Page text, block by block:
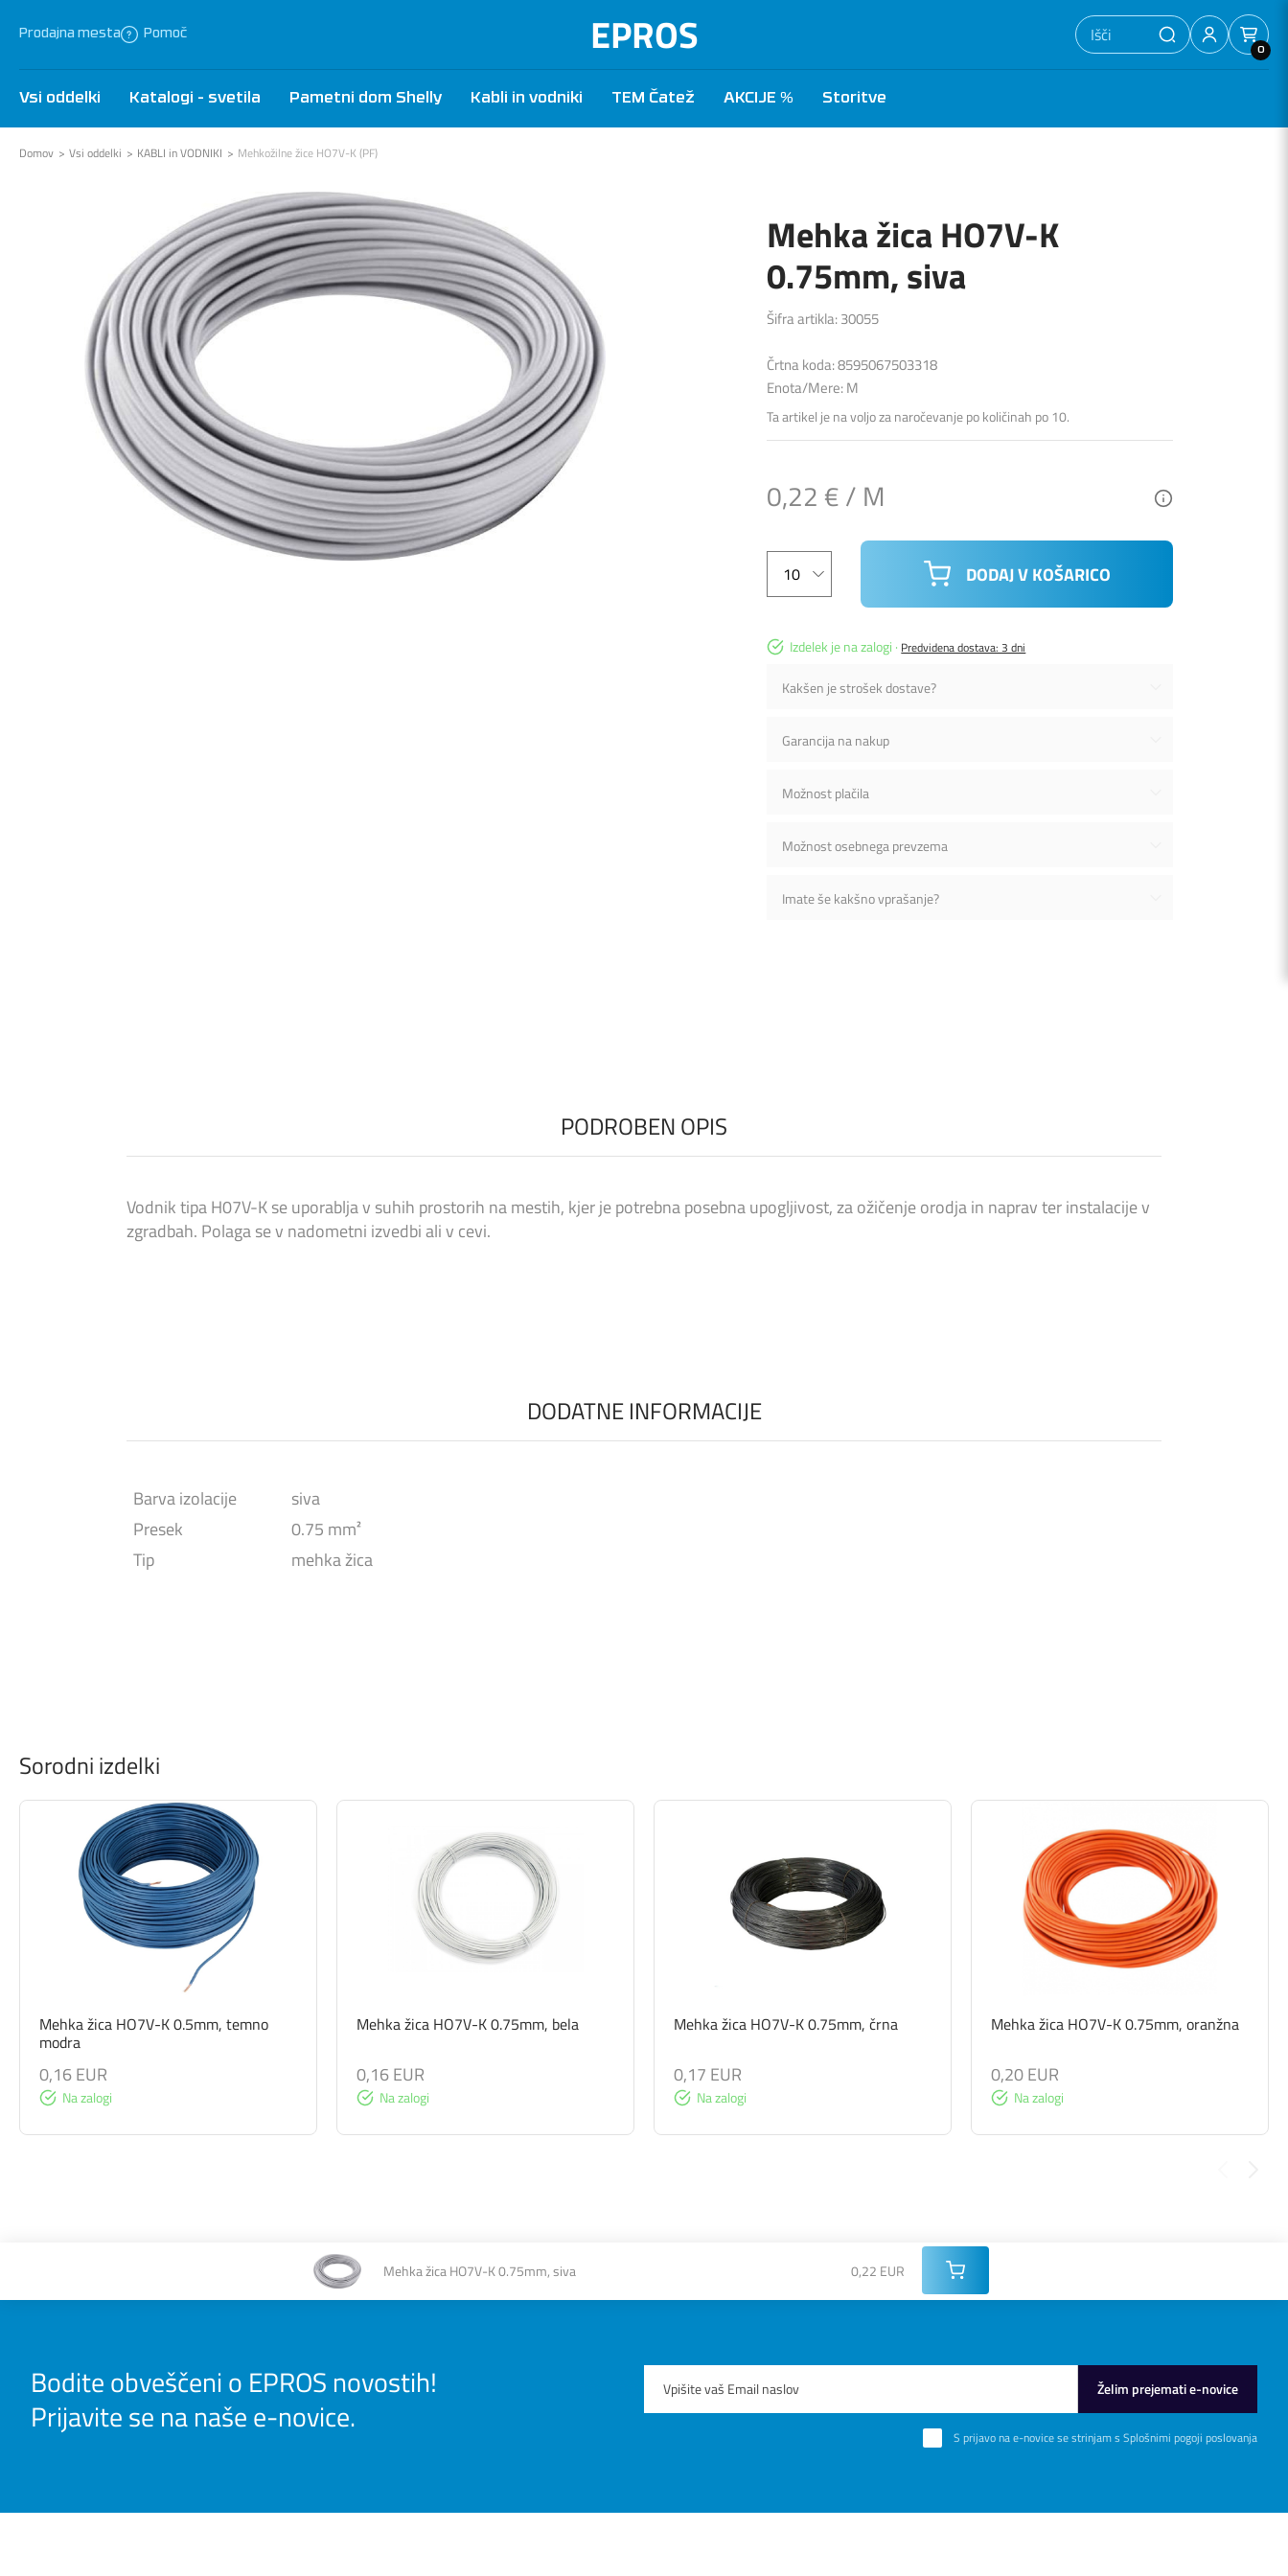
Prodajna mesta Pomoč EPROS 0
Vsi oddelki Katalogi - svetila Pametni dom Shelly Kabli in vodniki TEM Čatež AKCIJE % Storitve
Domov Vsi oddelki KABLI in VODNIKI Mehkožilne žice HO7V-K (PF)
Mehka žica HO7V-K
0.75mm, siva
Šifra artikla: 30055
Črtna koda: 8595067503318
Enota/Mere: M
Ta artikel je na voljo za naročevanje po količinah po 10.
0,22 € / M
DODAJ V KOŠARICO
Izdelek je na zalogi · Predvidena dostava: 3 dni
Kakšen je strošek dostave?
Garancija na nakup
Možnost plačila
Možnost osebnega prevzema
Imate še kakšno vprašanje?
PODROBEN OPIS
Vodnik tipa H07V-K se uporablja v suhih prostorih na mestih, kjer je potrebna posebna upogljivost, za ožičenje orodja in naprav ter instalacije v
zgradbah. Polaga se v nadometni izvedbi ali v cevi.
DODATNE INFORMACIJE
Barva izolacije
siva
Presek
0.75 mm²
Tip
mehka žica
Sorodni izdelki
Mehka žica HO7V-K 0.5mm, temno
modra
Na zalogi
0,16 EUR
Mehka žica HO7V-K 0.75mm, bela
Na zalogi
0,16 EUR
Mehka žica HO7V-K 0.75mm, črna
Na zalogi
0,17 EUR
Mehka žica HO7V-K 0.75mm, oranžna
Na zalogi
0,20 EUR
Mehka žica HO7V-K 0.75mm, siva 0,22 EUR
Bodite obveščeni o EPROS novostih!
Prijavite se na naše e-novice.
Želim prejemati e-novice
S prijavo na e-novice se strinjam s Splošnimi pogoji poslovanja